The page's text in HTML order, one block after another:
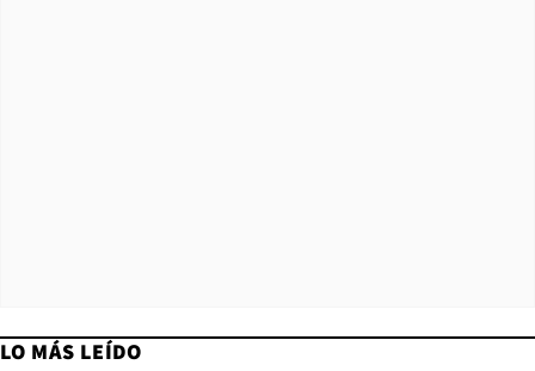
LO MÁS LEÍDO